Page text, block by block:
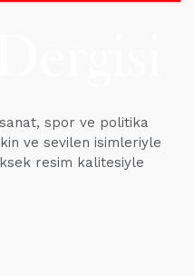
spor ve politika
ve sevilen isimleriyle
resim kalitesiyle